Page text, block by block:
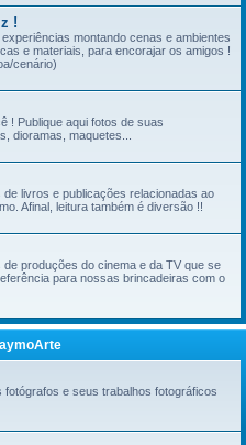
!
montando cenas e ambientes
e materiais, para encorajar os amigos !
cenário)
! Publique aqui fotos de suas
dioramas, maquetes...
livros e publicações relacionadas ao
Afinal, leitura também é diversão !!
produções do cinema e da TV que se
para nossas brincadeiras com o
e seus trabalhos fotográficos